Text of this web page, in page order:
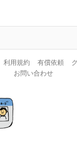
利用規約 有償依頼
お問い合わせ